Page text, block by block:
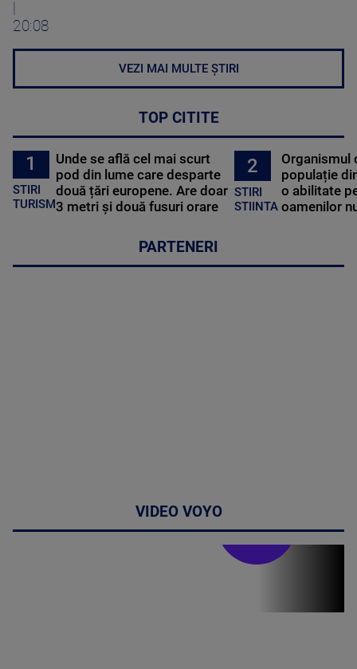
20:08
VEZI MAI MULTE ȘTIRI
TOP CITITE
1
STIRI
TURISM
Unde se află cel mai scurt
pod din lume care desparte
două țări europene. Are doar
3 metri și două fusuri orare
2
STIRI
STIINTA
Organismul
populație
o abilitate
oamenilor
PARTENERI
VIDEO VOYO